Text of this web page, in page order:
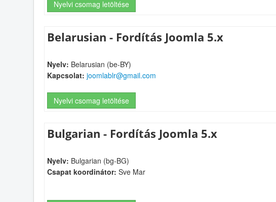
Nyelvi csomag letöltése
Belarusian - Fordítás Joomla 5.x
Nyelv: Belarusian (be-BY)
Kapcsolat: joomlablr@gmail.com
Nyelvi csomag letöltése
Bulgarian - Fordítás Joomla 5.x
Nyelv: Bulgarian (bg-BG)
Csapat koordinátor: Sve Mar